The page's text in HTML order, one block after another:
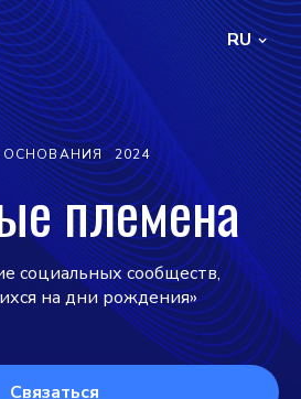
RU
ОСНОВАНИЯ 2024
племена
социальных сообществ,
на дни рождения»
Связаться